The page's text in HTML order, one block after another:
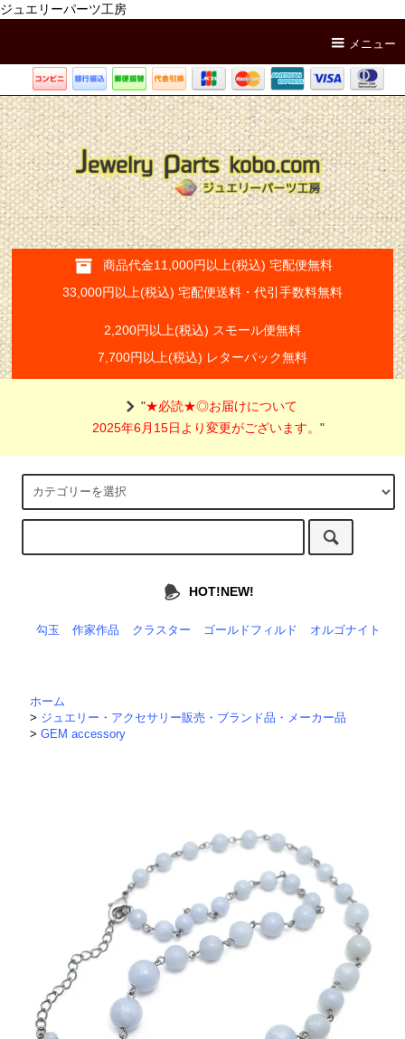
ジュエリーパーツ工房
メニュー
商品代金11,000円以上(税込) 宅配便無料
33,000円以上(税込) 宅配便送料・代引手数料無料
2,200円以上(税込) スモール便無料
7,700円以上(税込) レターパック無料
"★必読★◎お届けについて
2025年6月15日より変更がございます。"
HOT!NEW!
勾玉 作家作品 クラスター ゴールドフィルド オルゴナイト
ホーム
> ジュエリー・アクセサリー販売・ブランド品・メーカー品
>GEM accessory